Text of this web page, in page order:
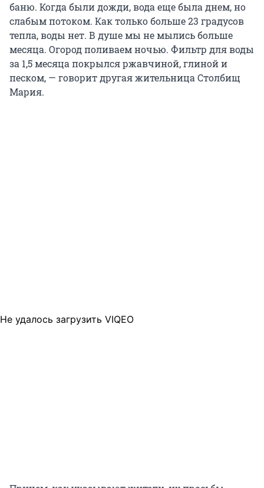
баню. Когда были дожди, вода еще была днем, но
слабым потоком. Как только больше 23 градусов
тепла, воды нет. В душе мы не мылись больше
месяца. Огород поливаем ночью. Фильтр для воды
за 1,5 месяца покрылся ржавчиной, глиной и
песком, — говорит другая жительница Столбищ
Мария.
Не удалось загрузить VIQEO